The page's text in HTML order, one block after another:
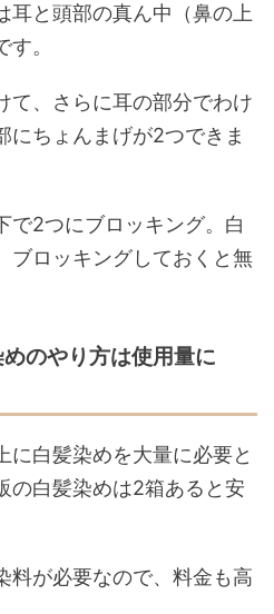
耳と頭部の真ん中（鼻の上
。
て、さらに耳の部分でわけ
にちょんまげが2つできま
で2つにブロッキング。白
ブロッキングしておくと無
のやり方は使用量に
に白髪染めを大量に必要と
の白髪染めは2箱あると安
料が必要なので、料金も高